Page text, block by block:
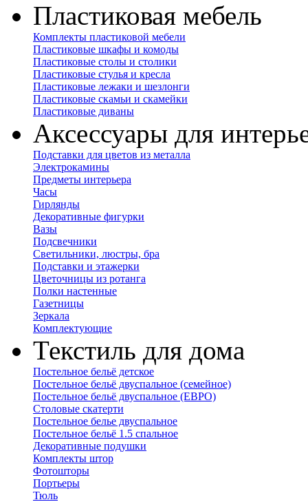
Пластиковая мебель
Комплекты пластиковой мебели
Пластиковые шкафы и комоды
Пластиковые столы и столики
Пластиковые стулья и кресла
Пластиковые лежаки и шезлонги
Пластиковые скамьи и скамейки
Пластиковые диваны
Аксессуары для
Подставки для цветов из металла
Электрокамины
Предметы интерьера
Часы
Гирлянды
Декоративные фигурки
Вазы
Подсвечники
Светильники, люстры, бра
Подставки и этажерки
Цветочницы из ротанга
Полки настенные
Газетницы
Зеркала
Комплектующие
Текстиль для дома
Постельное бельё детское
Постельное бельё двуспальное (семейное)
Постельное бельё двуспальное (ЕВРО)
Столовые скатерти
Постельное белье двуспальное
Постельное бельё 1.5 спальное
Декоративные подушки
Комплекты штор
Фотошторы
Портьеры
Тюль